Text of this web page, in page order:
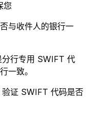
您
与收件人的银行一
分行专用 SWIFT 代
一致。
证 SWIFT 代码是否